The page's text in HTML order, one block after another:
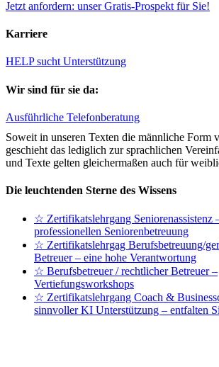
Jetzt anfordern: unser Gratis-Prospekt für Sie!
Karriere
HELP sucht Unterstützung
Wir sind für sie da:
Ausführliche Telefonberatung
Soweit in unseren Texten die männliche Form
geschieht das lediglich zur sprachlichen
und Texte gelten gleichermaßen auch für
Die leuchtenden Sterne des Wissens
☆ Zertifikatslehrgang Seniorenassistenz
professionellen Seniorenbetreuung
☆ Zertifikatslehrgag Berufsbetreuung/
Betreuer – eine hohe Verantwortung
☆ Berufsbetreuer / rechtlicher Betreuer –
Vertiefungsworkshops
☆ Zertifikatslehrgang Coach &
sinnvoller KI Unterstützung – entfalten